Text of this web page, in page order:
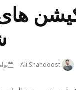
Ali Shahdoost نوامبر